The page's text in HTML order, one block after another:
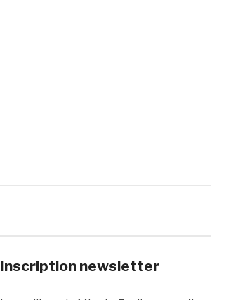
Inscription newsletter